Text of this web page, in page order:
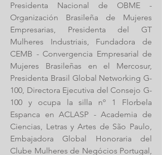
Presidenta Nacional de OBME -
Organización Brasileña de Mujeres
Empresarias, Presidenta del GT
Mulheres Industriais, Fundadora de
CEMB - Convergencia Empresarial de
Mujeres Brasileñas en el Mercosur,
Presidenta Brasil Global Networking G-
100, Directora Ejecutiva del Consejo G-
100 y ocupa la silla nº 1 Florbela
Espanca en ACLASP - Academia de
Ciencias, Letras y Artes de São Paulo,
Embajadora Global Honoraria del
Clube Mulheres de Negócios Portugal,